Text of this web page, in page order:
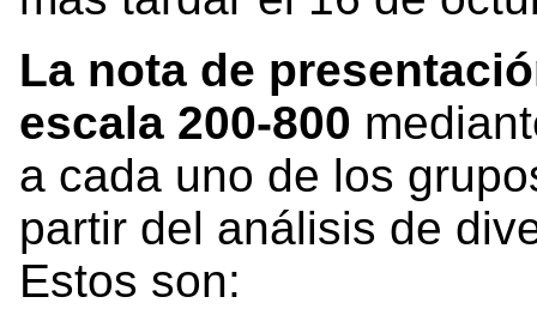
La nota de
escala 200-800
a cada uno de los
partir del análisis de
Estos son: